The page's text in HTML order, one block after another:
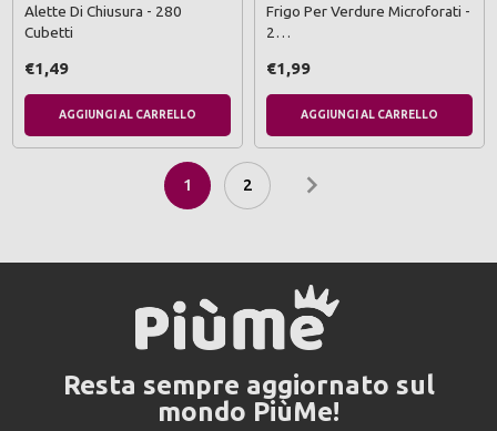
Alette Di Chiusura - 280
Cubetti
€1,49
AGGIUNGI AL CARRELLO
Frigo Per Verdure Microforati -
2…
€1,99
AGGIUNGI AL CARRELLO
1 2
Resta sempre aggiornato sul
mondo PiùMe!